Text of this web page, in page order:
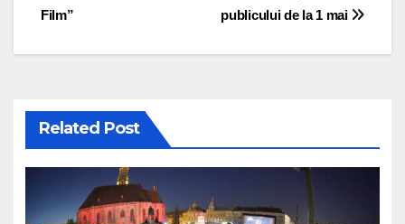
publicului de la 1 mai
Film”
Related Post